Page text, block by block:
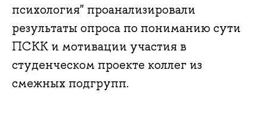
психология" проанализировали
результаты опроса по пониманию сути
ПСКК и мотивации участия в
студенческом проекте коллег из
смежных подгрупп.